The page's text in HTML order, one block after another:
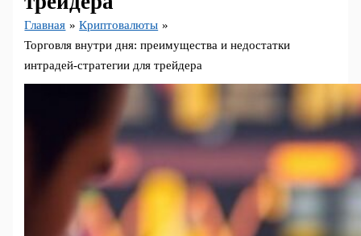
Главная
Криптовалюты
Торговля внутри дня: преимущества и недостатки
интрадей-стратегии для трейдера